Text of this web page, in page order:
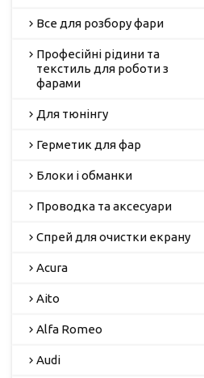
Все для розбору фари
Професійні рідини та
текстиль для роботи з
фарами
Для тюнінгу
Герметик для фар
Блоки і обманки
Проводка та аксесуари
Спрей для очистки екрану
Acura
Aito
Alfa Romeo
Audi